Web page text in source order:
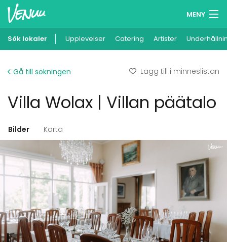
MENY
Minneslista
Lägg till din lokal
Sök lokaler Upplevelser Catering Artister
Gå till sökningen Lägg till i minneslistan
Villa Wolax | Villan päätalo
Bilder Karta